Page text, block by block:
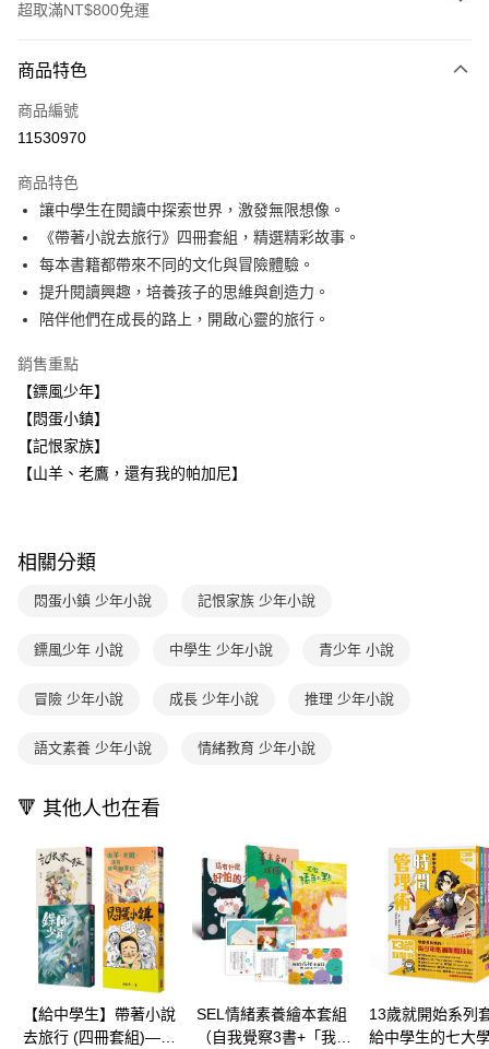
超取滿NT$800免運
信用卡一次付款
LINE Pay
大哥付你分期
相關說明
【大哥付你分期使用說明】
1.本服務由台灣大哥大提供，台灣大哥大用戶可立即使用無須另外申請。
2.付款方式選擇「大哥付你分期」，訂單成立後會自動跳轉到大哥付的交易
流程，驗證手機門號後，選擇欲分期的期數、繳款截止日，確認付款後即完
3.實際核准額度、可分期數及費用金額請依後續交易確認頁面所載為準。
4.訂單成立30分鐘內，如未前往確認交易或遇審核未通過，訂單將自動取
消。如遇「轉專審核」未通過狀況，表示未達大哥付你分期系統評分，恕無
法說明評估內容。
1.分期款項不併入電信帳單，「大哥付你分期」於每月結算日後寄送繳費提
醒簡訊。
【注意事項】
1.本服務係由「台灣大哥大股份有限公司」（以下簡稱本公司）所提供，讓
用戶於交易時，得透過本服務購買商品或服務，並由商店將買賣／分期付款
買賣價金債權讓與本公司後，依約使用本公司帳單繳交帳款。
資料（包含姓名、電話或地址）提供予台灣大哥大進項蒐集、處理及利用，
3.完整用戶服務條款，請詳閱以下連結：
https://oppay.tw/userRule
AFTEE先享後付
相關說明
【關於「AFTEE先享後付」】
便利好安心！
１．簡單：不需註冊會員、不需綁卡、不需儲值。
２．便利：只要手機號碼，簡訊認證，即可結帳。
３．安心：先確認商品／服務後，再付款。
１．於結帳方式選擇「AFTEE先享後付」後，將跳轉至「AFTEE先享後付」
ATM／網路銀行／等多元方式進行付款，方視為交易完成。
購買商品的店家。未經商家同意取消之訂單仍視為有效，需透過AFTEE先享
是否繳費成功／繳費後需取消欲退款等相關疑問，請聯繫「AFTEE先享後付
易，需依本服務之必要範圍內提供個人資料，並將交易相關給付款項請求債
２．關於個人資料處理事宜，請瀏覽以下網址：
https://aftee.tw/terms/#terms3
「AFTEE先享後付」，若未經同意申辦者引起之損失，本公司不負相關責
任。
４．使用「AFTEE先享後付」時，將依據個別帳號之用戶狀況，依本公司即
時審查核予不同之上限額度；若仍有額度不足之情形，本公司將視審查結果
請求用戶進行身份認證。
５．嚴禁一人註冊多個帳號或使用他人資訊註冊。若發現惡意使用之情形，
恩沛科技股份有限公司將有權停止該用戶之使用額度並採取法律行動。
運送方式
付款後全家取貨
每筆NT$70，滿NT$800(含以上)免運費
國內宅配/郵寄 (不適用離島、海外及郵局i郵箱)
每筆NT$70，滿NT$800(含以上)免運費
離島宅配（澎湖、金門、馬祖、小琉球；不適用於郵局i郵箱）
海外包裹航空運送
商品特色
商品編號
11530970
商品特色
讓中學生在閱讀中探索世界，激發無限想像。
《帶著小說去旅行》四冊套組，精選精彩故事。
每本書籍都帶來不同的文化與冒險體驗。
提升閱讀興趣，培養孩子的思維與創造力。
陪伴他們在成長的路上，開啟心靈的旅行。
銷售重點
【鏢風少年】
【悶蛋小鎮】
【記恨家族】
【山羊、老鷹，還有我的帕加尼】
相關分類
悶蛋小鎮 少年小說 記恨家族 少年小說
鏢風少年 小說 中學生 少年小說 青少年 小說
冒險 少年小說 成長 少年小說 推理 少年小說
語文素養 少年小說 情緒教育 少年小說
🔻 其他人也在看
【給中學生】帶著小說
去旅行 (四冊套組)—鏢
SEL情緒素養繪本套組
（自我覺察3書+「我的
13歲就開始系列
給中學生的七大